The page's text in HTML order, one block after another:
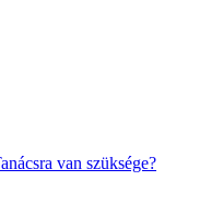
van szüksége?